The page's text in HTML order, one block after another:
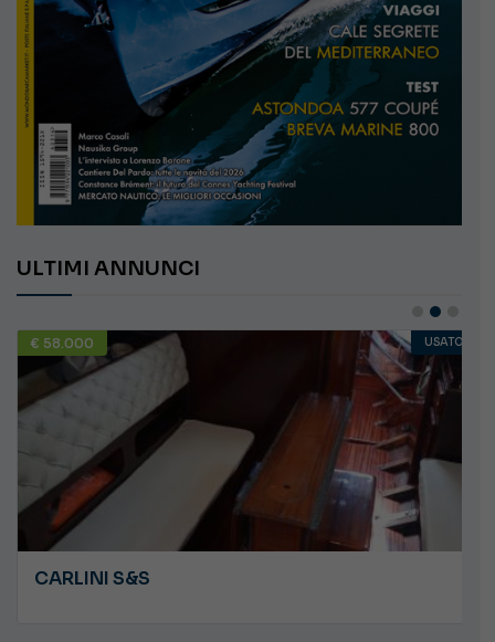
ULTIMI ANNUNCI
€ 58.000 USATO
CARLINI S&S